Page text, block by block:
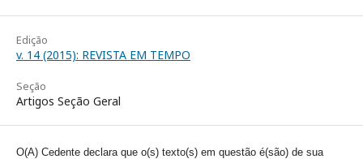
Edição
v. 14 (2015): REVISTA EM TEMPO
Seção
Artigos Seção Geral
O(A) Cedente declara que o(s) texto(s) em questão é(são) de sua